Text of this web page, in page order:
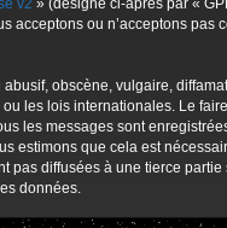
v2 » (désigné ci-après par «
acceptons ou n’acceptons
obscène, vulgaire,
les lois internationales. Le
les messages sont
estimons que cela est
pas diffusées à une tierce
données.